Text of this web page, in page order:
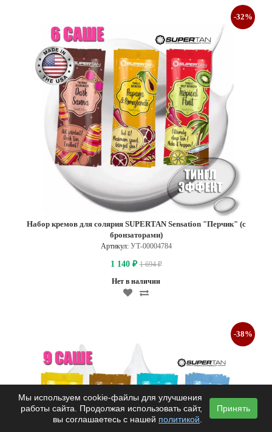
Набор кремов для солярия SUPERTAN Sensation "Перчик" (с
бронзаторами)
Артикул: УТ-00004784
1 140 ₽ 1 694₽
-32%
Нет в наличии
-38%
Мы используем cookie-файлы для улучшения
работы сайта. Продолжая использовать сайт,
вы соглашаетесь с нашей политикой
Принять